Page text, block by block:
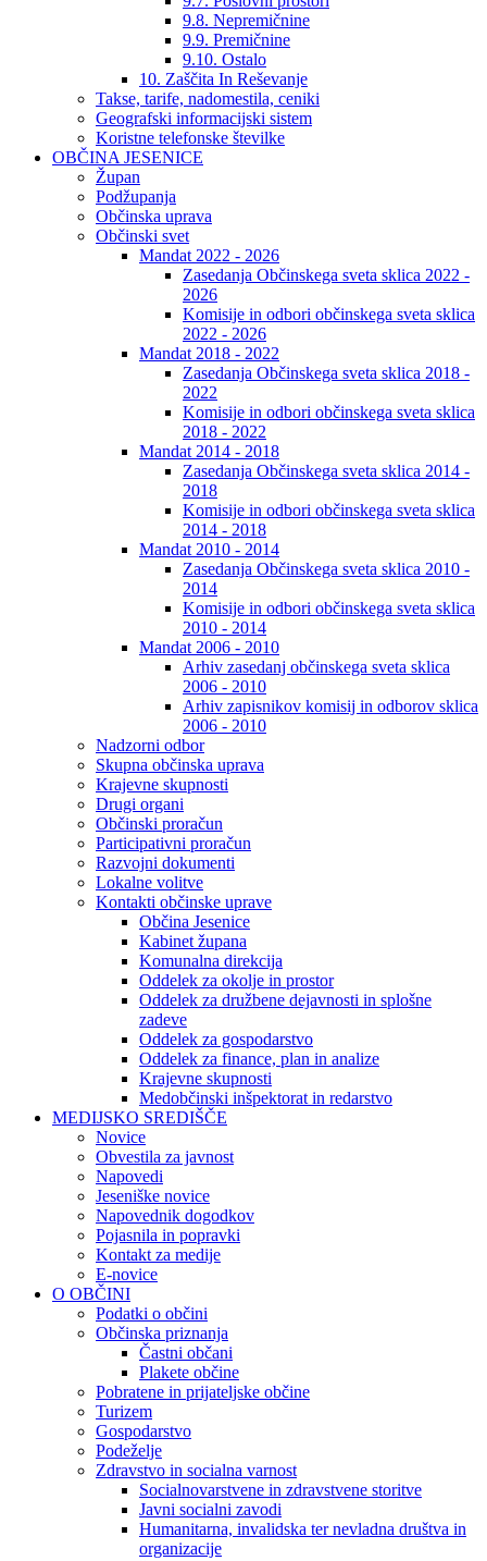
9.8. Nepremičnine
9.9. Premičnine
9.10. Ostalo
10. Zaščita In Reševanje
Takse, tarife, nadomestila, ceniki
Geografski informacijski sistem
Koristne telefonske številke
OBČINA JESENICE
Župan
Podžupanja
Občinska uprava
Občinski svet
Mandat 2022 - 2026
Zasedanja Občinskega sveta sklica 2022 -
2026
Komisije in odbori občinskega sveta sklica
2022 - 2026
Mandat 2018 - 2022
Zasedanja Občinskega sveta sklica 2018 -
2022
Komisije in odbori občinskega sveta sklica
2018 - 2022
Mandat 2014 - 2018
Zasedanja Občinskega sveta sklica 2014 -
2018
Komisije in odbori občinskega sveta sklica
2014 - 2018
Mandat 2010 - 2014
Zasedanja Občinskega sveta sklica 2010 -
2014
Komisije in odbori občinskega sveta sklica
2010 - 2014
Mandat 2006 - 2010
Arhiv zasedanj občinskega sveta sklica
2006 - 2010
Arhiv zapisnikov komisij in odborov sklica
2006 - 2010
Nadzorni odbor
Skupna občinska uprava
Krajevne skupnosti
Drugi organi
Občinski proračun
Participativni proračun
Razvojni dokumenti
Lokalne volitve
Kontakti občinske uprave
Občina Jesenice
Kabinet župana
Komunalna direkcija
Oddelek za okolje in prostor
Oddelek za družbene dejavnosti in splošne
zadeve
Oddelek za gospodarstvo
Oddelek za finance, plan in analize
Krajevne skupnosti
Medobčinski inšpektorat in redarstvo
MEDIJSKO SREDIŠČE
Novice
Obvestila za javnost
Napovedi
Jeseniške novice
Napovednik dogodkov
Pojasnila in popravki
Kontakt za medije
E-novice
O OBČINI
Podatki o občini
Občinska priznanja
Častni občani
Plakete občine
Pobratene in prijateljske občine
Turizem
Gospodarstvo
Podeželje
Zdravstvo in socialna varnost
Socialnovarstvene in zdravstvene storitve
Javni socialni zavodi
Humanitarna, invalidska ter nevladna društva in
organizacije